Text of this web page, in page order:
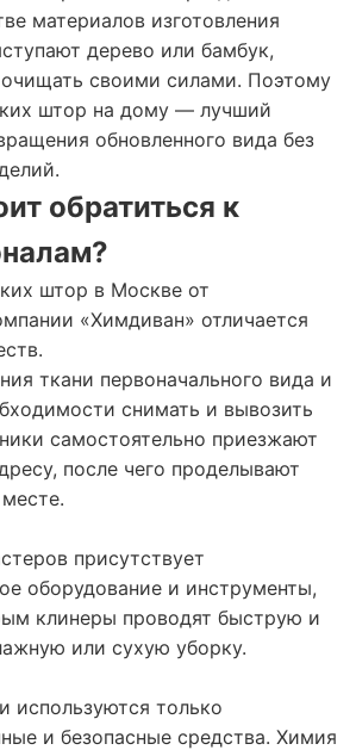
материалов изготовления
дерево или бамбук,
своими силами. Поэтому
штор на дому — лучший
обновленного вида без
обратиться к
штор в Москве от
«Химдиван» отличается
ткани первоначального вида и
снимать и вывозить
самостоятельно приезжают
после чего проделывают
присутствует
оборудование и инструменты,
клинеры проводят быструю и
или сухую уборку.
используются только
и безопасные средства. Химия